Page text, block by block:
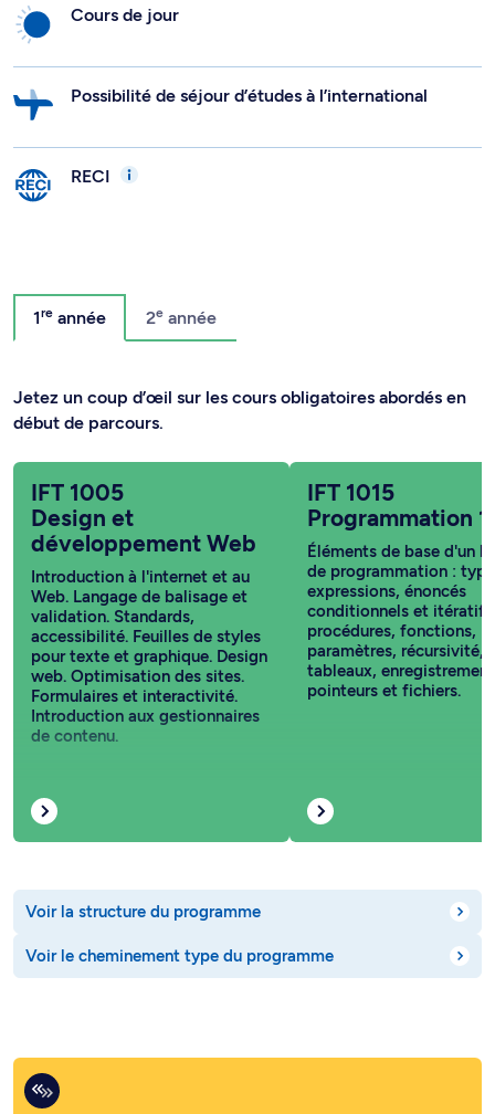
Cours de jour
Possibilité de séjour d’études à l’international
RECI
1re année 2e année
Jetez un coup d’œil sur les cours obligatoires abordés en
début de parcours.
IFT 1005
Design et
développement Web
Introduction à l'internet et au
Web. Langage de balisage et
validation. Standards,
accessibilité. Feuilles de styles
pour texte et graphique. Design
web. Optimisation des sites.
Formulaires et interactivité.
Introduction aux gestionnaires
de contenu.
IFT 1015
Programmation 1
Éléments de base d'un
de programmation :
expressions, énoncés
conditionnels et
procédures, fonctions,
paramètres, récursivité,
tableaux,
pointeurs et fichiers.
Voir la structure du programme
Voir le cheminement type du programme